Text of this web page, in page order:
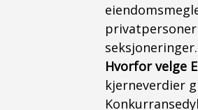
seksjoneringer.
Hvorfor velge
kjerneverdier